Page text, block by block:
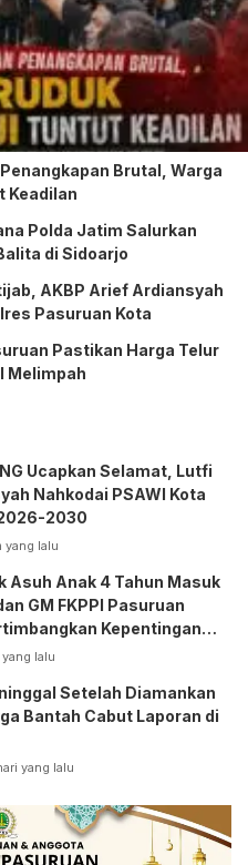
Brutal, Warga
Keadilan
Polda Jatim Salurkan
di Sidoarjo
AKBP Arief Ardiansyah
Pasuruan Kota
Pastikan Harga Telur
Melimpah
Ucapkan Selamat, Lutfi
Nahkodai PSAWI Kota
2030
yang lalu
Asuh Anak 4 Tahun Masuk
GM FKPPI Pasuruan
Kepentingan
lalu
Setelah Diamankan
Bantah Cabut Laporan di
yang lalu